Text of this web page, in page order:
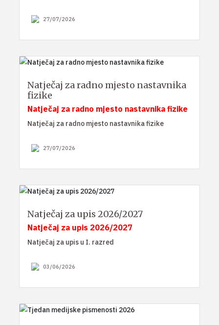
27/07/2026
Natječaj za radno mjesto nastavnika
fizike
Natječaj za radno mjesto nastavnika fizike
Natječaj za radno mjesto nastavnika fizike
27/07/2026
Natječaj za upis 2026/2027
Natječaj za upis 2026/2027
Natječaj za upis u I. razred
03/06/2026